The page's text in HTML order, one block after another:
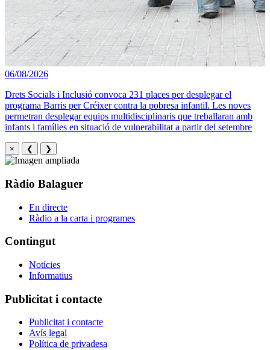
06/08/2026
Drets Socials i Inclusió convoca 231 places per desplegar el
programa Barris per Créixer contra la pobresa infantil. Les noves
permetran desplegar equips multidisciplinaris que treballaran amb
infants i famílies en situació de vulnerabilitat a partir del setembre
× ❮ ❯
Ràdio Balaguer
En directe
Ràdio a la carta i programes
Contingut
Notícies
Informatius
Publicitat i contacte
Publicitat i contacte
Avís legal
Política de privadesa